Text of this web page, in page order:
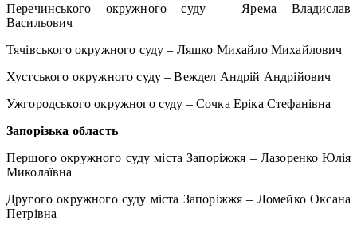
Перечинського окружного суду – Ярема Владислав
Васильович
Тячівського окружного суду – Ляшко Михайло Михайлович
Хустського окружного суду – Веждел Андрій Андрійович
Ужгородського окружного суду – Сочка Еріка Стефанівна
Запорізька область
Першого окружного суду міста Запоріжжя – Лазоренко Юлія
Миколаївна
Другого окружного суду міста Запоріжжя – Ломейко Оксана
Петрівна